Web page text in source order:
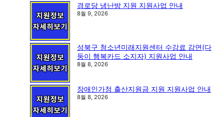
경로당 냉난방 지원 지원사업 안내
8월 9, 2026
성북구 청소년미래지원센터 수강료 감면(다
둥이 행복카드 소지자) 지원사업 안내
8월 8, 2026
장애인가정 출산지원금 지원 지원사업 안내
8월 8, 2026